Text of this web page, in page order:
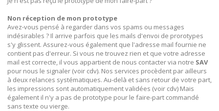
Non réception de mon prototype
Avez-vous pensé à regarder dans vos spams ou messages
indésirables ? Il arrive parfois que les mails d'envoi de prorotypes
s'y glissent. Assurez-vous également que l'adresse mail fournie ne
contient pas d'erreur. Si vous ne trouvez rien et que votre adresse
mail est correcte, il vous appartient de nous contacter via notre SAV
pour nous le signaler (voir cdv). Nos services procèdent par ailleurs
à deux relances systématiques. Au-delà et sans retour de votre part,
les impressions sont automatiquement validées (voir cdv) Mais
également il n'y a pas de prototype pour le faire-part commandé
sans texte ou vierge.